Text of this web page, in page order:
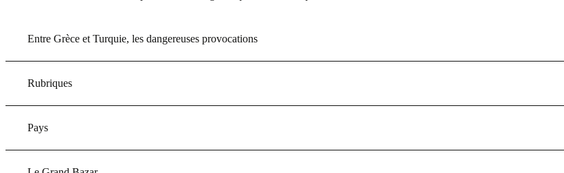
Entre Grèce et Turquie, les dangereuses provocations
Rubriques
Pays